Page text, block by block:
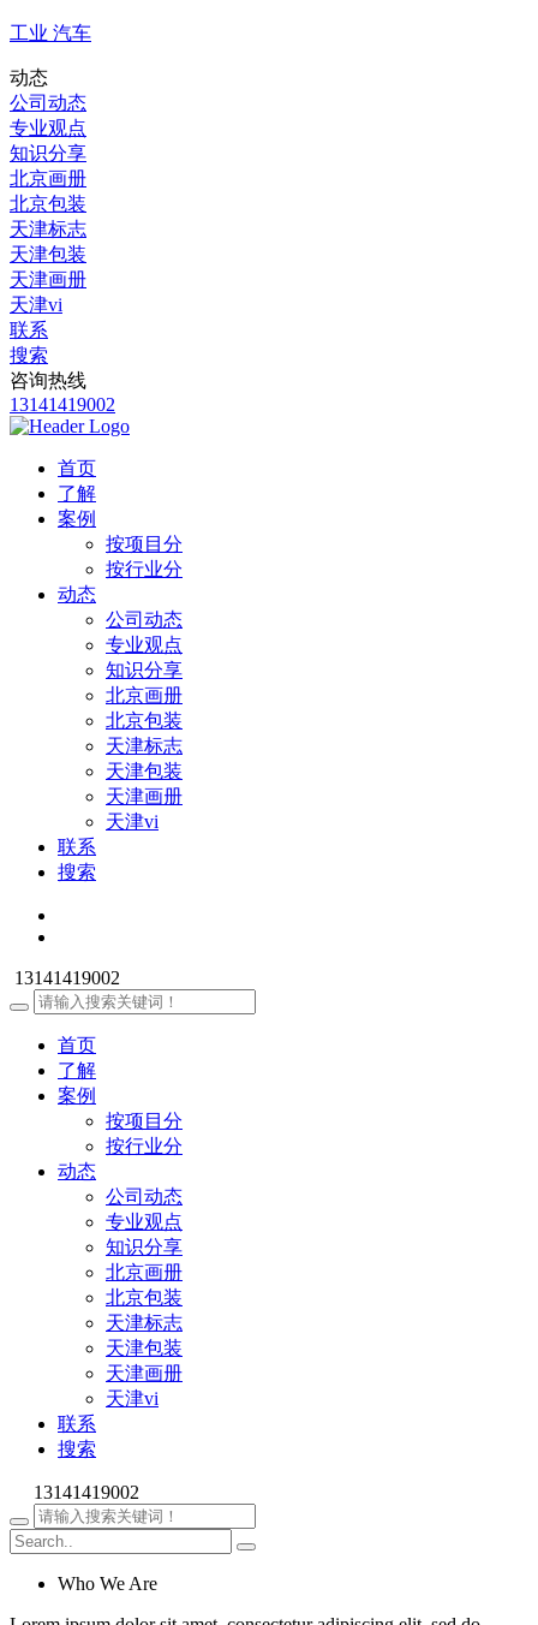
工业 汽车
动态
公司动态
专业观点
知识分享
北京画册
北京包装
天津标志
天津包装
天津画册
天津vi
联系
搜索
咨询热线
13141419002
首页
了解
案例
按项目分
按行业分
动态
公司动态
专业观点
知识分享
北京画册
北京包装
天津标志
天津包装
天津画册
天津vi
联系
搜索
13141419002
首页
了解
案例
按项目分
按行业分
动态
公司动态
专业观点
知识分享
北京画册
北京包装
天津标志
天津包装
天津画册
天津vi
联系
搜索
13141419002
Who We Are